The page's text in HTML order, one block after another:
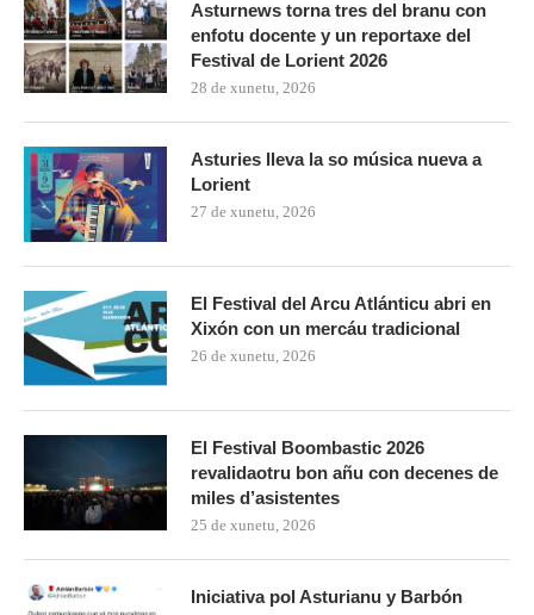
Asturnews torna tres del branu con
enfotu docente y un reportaxe del
Festival de Lorient 2026
28 de xunetu, 2026
Asturies lleva la so música nueva a
Lorient
27 de xunetu, 2026
El Festival del Arcu Atlánticu abri en
Xixón con un mercáu tradicional
26 de xunetu, 2026
El Festival Boombastic 2026
revalidaotru bon añu con decenes de
miles d’asistentes
25 de xunetu, 2026
Iniciativa pol Asturianu y Barbón